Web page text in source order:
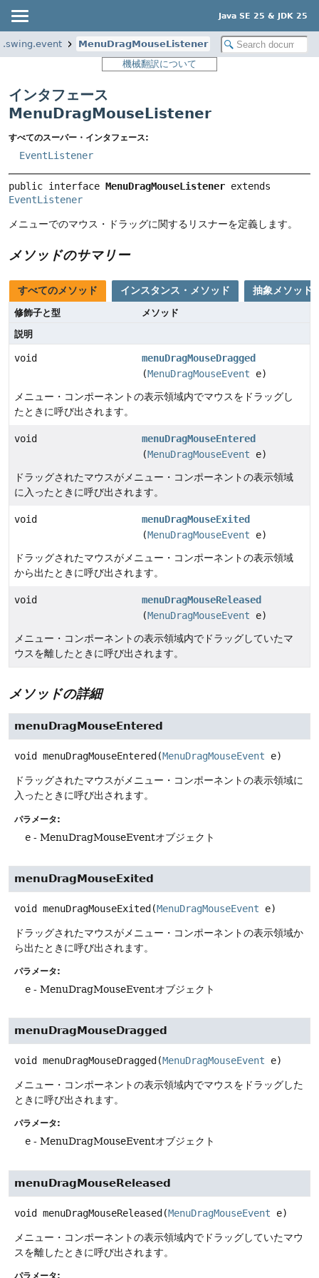
Java SE 25 & JDK 25
MenuDragMouseListener
機械翻訳について
インタフェース
MenuDragMouseListener
すべてのスーパー・インタフェース:
EventListener
public interface MenuDragMouseListener
EventListener
メニューでのマウス・ドラッグに関するリスナーを定義します。
メソッドのサマリー
すべてのメソッド インスタンス・メソッド 抽象メソッド
修飾子と型
メソッド
説明
void
menuDragMouseDragged
(MenuDragMouseEvent e)
メニュー・コンポーネントの表示領域内でマウスをドラッグし
たときに呼び出されます。
void
menuDragMouseEntered
(MenuDragMouseEvent e)
ドラッグされたマウスがメニュー・コンポーネントの表示領域
に入ったときに呼び出されます。
void
menuDragMouseExited
(MenuDragMouseEvent e)
ドラッグされたマウスがメニュー・コンポーネントの表示領域
から出たときに呼び出されます。
void
menuDragMouseReleased
(MenuDragMouseEvent e)
メニュー・コンポーネントの表示領域内でドラッグしていたマ
ウスを離したときに呼び出されます。
メソッドの詳細
menuDragMouseEntered
void menuDragMouseEntered (MenuDragMouseEvent e)
ドラッグされたマウスがメニュー・コンポーネントの表示領域に
入ったときに呼び出されます。
パラメータ:
e - MenuDragMouseEventオブジェクト
menuDragMouseExited
void menuDragMouseExited (MenuDragMouseEvent e)
ドラッグされたマウスがメニュー・コンポーネントの表示領域か
ら出たときに呼び出されます。
パラメータ:
e - MenuDragMouseEventオブジェクト
menuDragMouseDragged
void menuDragMouseDragged (MenuDragMouseEvent e)
メニュー・コンポーネントの表示領域内でマウスをドラッグした
ときに呼び出されます。
パラメータ:
e - MenuDragMouseEventオブジェクト
menuDragMouseReleased
void menuDragMouseReleased(MenuDragMouseEvent e)
メニュー・コンポーネントの表示領域内でドラッグしていたマウ
スを離したときに呼び出されます。
パラメータ: